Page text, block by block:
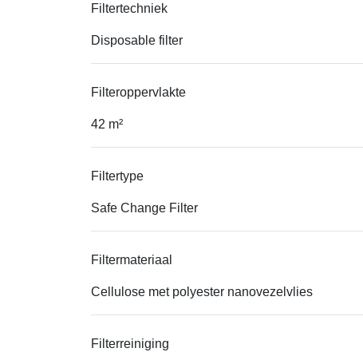
Filtertechniek
Disposable filter
Filteroppervlakte
42 m²
Filtertype
Safe Change Filter
Filtermateriaal
Cellulose met polyester nanovezelvlies
Filterreiniging